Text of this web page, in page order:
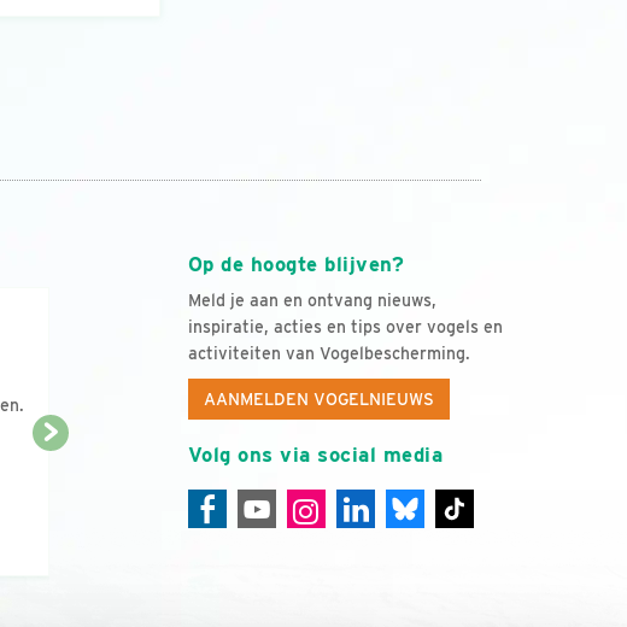
Op de hoogte blijven?
Meld je aan en ontvang nieuws,
inspiratie, acties en tips over vogels en
activiteiten van Vogelbescherming.
AANMELDEN VOGELNIEUWS
Volg ons via social media